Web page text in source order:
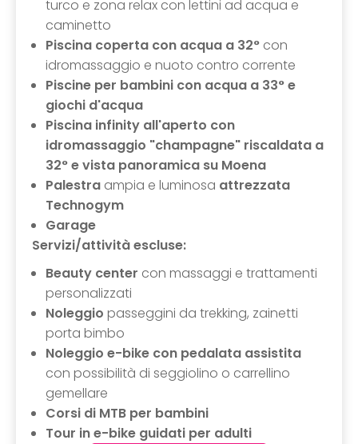
turco e zona relax con lettini ad acqua e
caminetto
Piscina coperta con acqua a 32° con
idromassaggio e nuoto contro corrente
Piscine per bambini con acqua a 33° e
giochi d'acqua
Piscina infinity all'aperto con
idromassaggio "champagne" riscaldata a
32°e vista panoramica su Moena
Palestra ampia e luminosa attrezzata
Technogym
Garage
Servizi/attività escluse:
Beauty center con massaggi e trattamenti
personalizzati
Noleggio passeggini da trekking, zainetti
porta bimbo
Noleggio e-bike con pedalata assistita
con possibilità di seggiolino o carrellino
gemellare
Corsi di MTB per bambini
Tour in e-bike guidati per adulti